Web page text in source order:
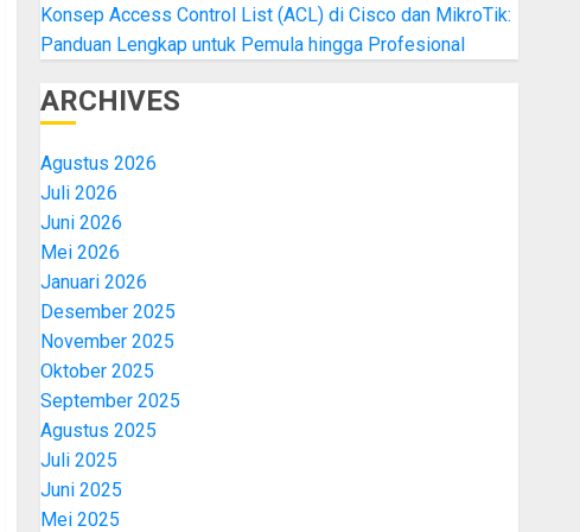
Konsep Access Control List (ACL) di Cisco dan MikroTik:
Panduan Lengkap untuk Pemula hingga Profesional
ARCHIVES
Agustus 2026
Juli 2026
Juni 2026
Mei 2026
Januari 2026
Desember 2025
November 2025
Oktober 2025
September 2025
Agustus 2025
Juli 2025
Juni 2025
Mei 2025